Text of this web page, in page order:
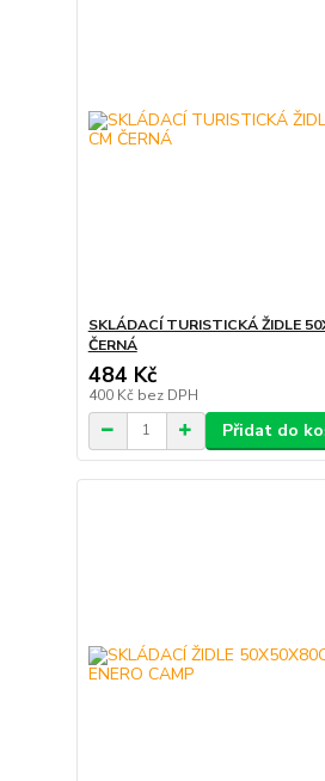
SKLÁDACÍ TURISTICKÁ ŽIDLE
ČERNÁ
484 Kč
400 Kč bez DPH
Přidat do